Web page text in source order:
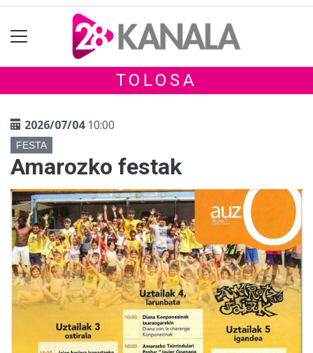
TOLOSA
2026/07/0410:00
FESTA
Amarozko festak